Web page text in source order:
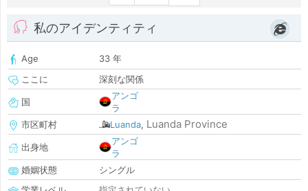
私のアイデンティティ
Age
33 年
ここに
深刻な関係
国
アンゴ
ラ
市区町村
Luanda, Luanda Province
出身地
アンゴ
ラ
婚姻状態
シングル